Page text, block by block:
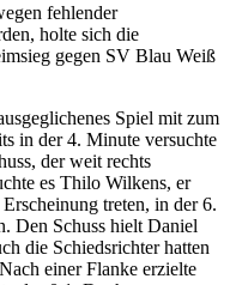
fehlender
holte sich die
gegen SV Blau Weiß
Spiel mit zum
in der 4. Minute versuchte
, der weit rechts
es Thilo Wilkens, er
treten, in der 6.
Den Schuss hielt Daniel
die Schiedsrichter hatten
einer Flanke erzielte